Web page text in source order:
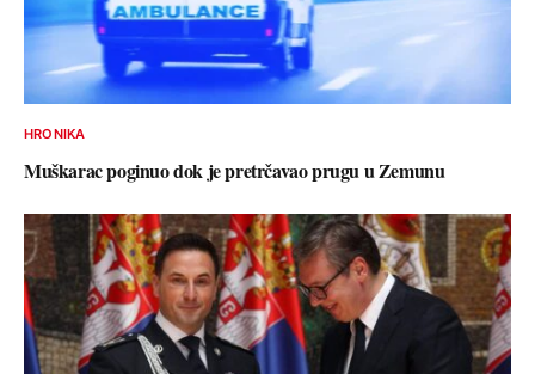
HRONIKA
Muškarac poginuo dok je pretrčavao prugu u Zemunu